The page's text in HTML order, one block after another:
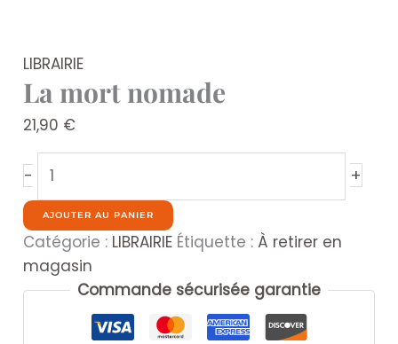
LIBRAIRIE
La mort nomade
21,90 €
-
de
La
mort
nomade
+
AJOUTER AU PANIER
Catégorie : LIBRAIRIE Étiquette : À retirer en
magasin
Commande sécurisée garantie